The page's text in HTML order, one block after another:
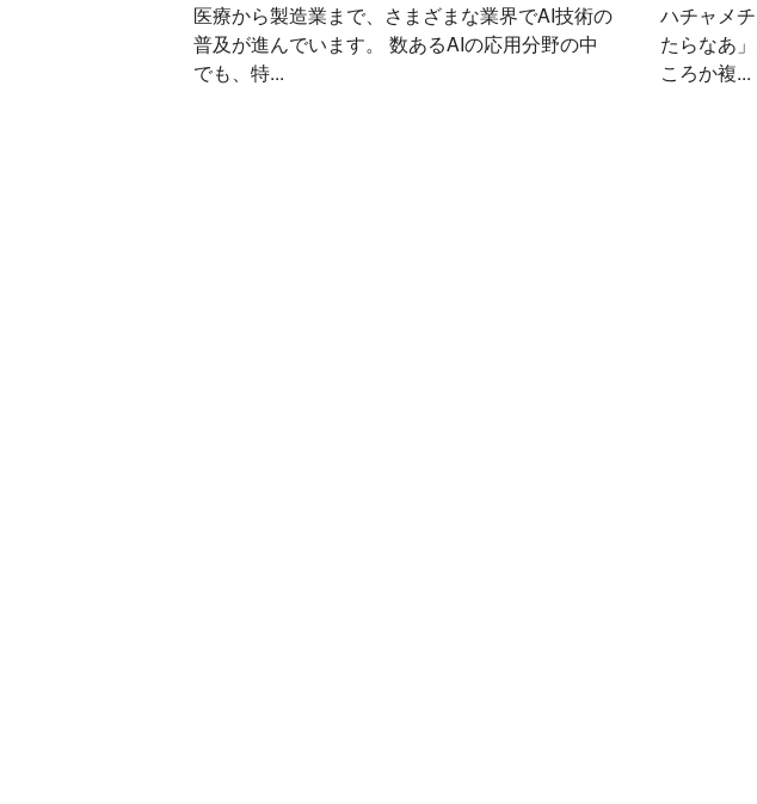
医療から製造業まで、さまざまな業界でAI技術の
普及が進んでいます。 数あるAIの応用分野の中
でも、特...
ハチャメ
たらなあ
ころか複...